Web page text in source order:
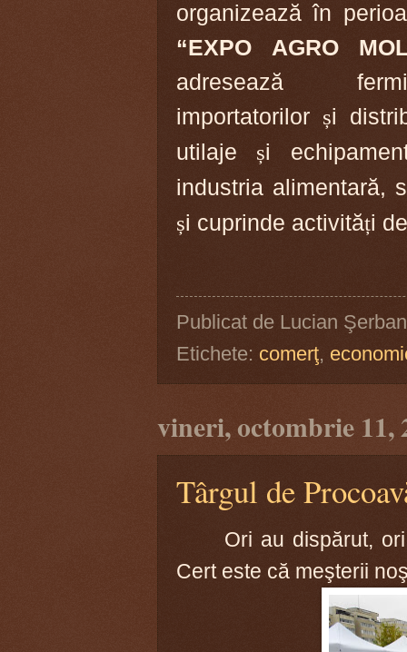
organizează în
“EXPO AGRO
adresează
importatorilor și
utilaje și
industria alimentară,
și cuprinde activități
Publicat de Lucian Şerban
Etichete: comerţ,
vineri, octombrie 11,
Târgul de
Ori au dispărut, ori
Cert este că meşterii